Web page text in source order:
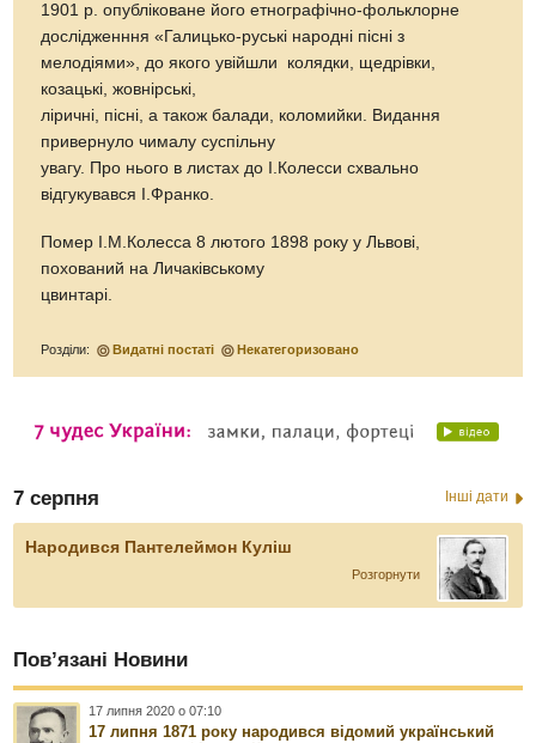
1901 р. опубліковане його етнографічно-фольклорне
дослідженння «Галицько-руські народні пісні з
мелодіями», до якого увійшли колядки, щедрівки,
козацькі, жовнірські,
ліричні, пісні, а також балади, коломийки. Видання
привернуло чималу суспільну
увагу. Про нього в листах до І.Колесси схвально
відгукувався І.Франко.
Помер І.М.Колесса 8 лютого 1898 року у Львові,
похований на Личаківському
цвинтарі.
Розділи: Видатні постаті Некатегоризовано
7 серпня Інші дати
Народився Пантелеймон Куліш
Розгорнути
Пов’язані Новини
17 липня 2020 о 07:10
17 липня 1871 року народився відомий український